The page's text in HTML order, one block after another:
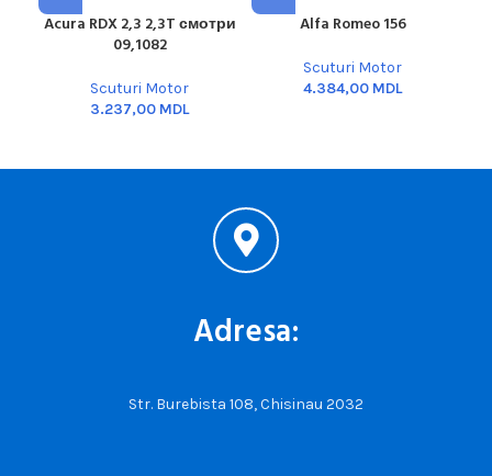
Acura RDX 2,3 2,3T смотри
09,1082
Scuturi Motor
MDL
Alfa Romeo 156
Scuturi Motor
MDL
Adresa:
Str. Burebista 108, Chisinau 2032